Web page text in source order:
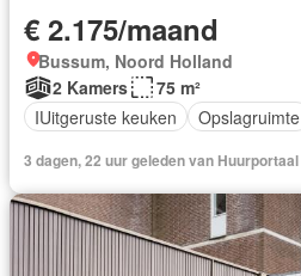
€ 2.175/maand
Bussum, Noord Holland
2 Kamers
75 m²
IUitgeruste keuken
Opslagruimte
3 dagen, 22 uur geleden van Huurportaal